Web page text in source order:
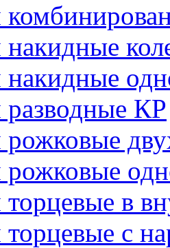
КР
в
с